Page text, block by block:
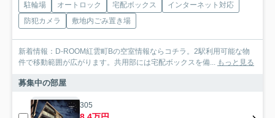
駐輪場 オートロック 宅配ボックス
インターネット対応
防犯カメラ
敷地内ごみ置き場
新着情報：D-ROOM紅雲町Bの空室情報ならコチラ。2駅利用可能な物
件で移動範囲が広がります。共用部には宅配ボックスを備... もっと見る
募集中の部屋
305